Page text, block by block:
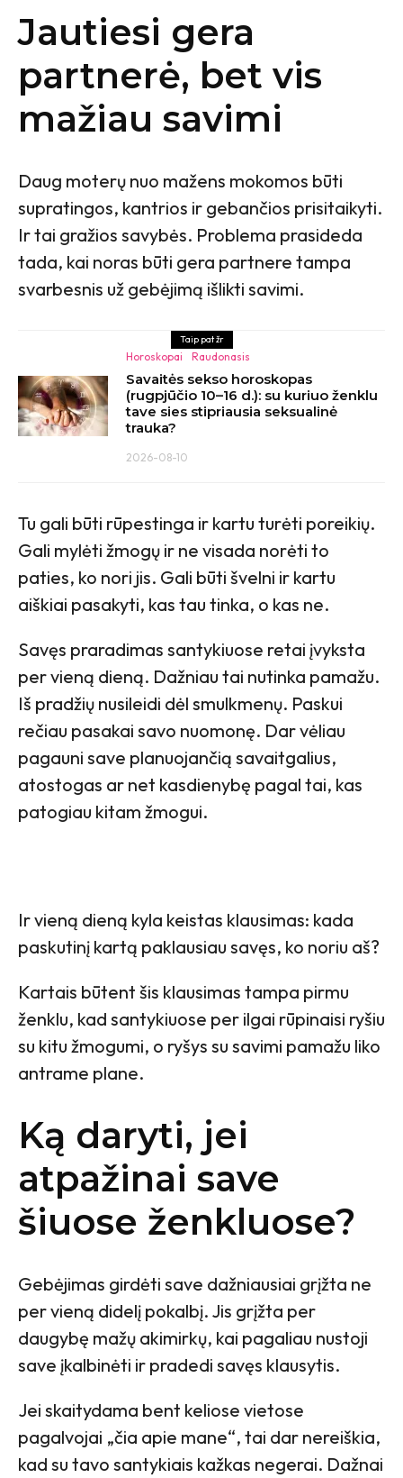
Jautiesi gera
partnerė, bet vis
mažiau savimi
Daug moterų nuo mažens mokomos būti
supratingos, kantrios ir gebančios prisitaikyti.
Ir tai gražios savybės. Problema prasideda
tada, kai noras būti gera partnere tampa
svarbesnis už gebėjimą išlikti savimi.
Taip pat žr
Horoskopai Raudonasis
Savaitės sekso horoskopas
(rugpjūčio 10–16 d.): su kuriuo ženklu
tave sies stipriausia seksualinė
trauka?
2026-08-10
Tu gali būti rūpestinga ir kartu turėti poreikių.
Gali mylėti žmogų ir ne visada norėti to
paties, ko nori jis. Gali būti švelni ir kartu
aiškiai pasakyti, kas tau tinka, o kas ne.
Savęs praradimas santykiuose retai įvyksta
per vieną dieną. Dažniau tai nutinka pamažu.
Iš pradžių nusileidi dėl smulkmenų. Paskui
rečiau pasakai savo nuomonę. Dar vėliau
pagauni save planuojančią savaitgalius,
atostogas ar net kasdienybę pagal tai, kas
patogiau kitam žmogui.
Ir vieną dieną kyla keistas klausimas: kada
paskutinį kartą paklausiau savęs, ko noriu aš?
Kartais būtent šis klausimas tampa pirmu
ženklu, kad santykiuose per ilgai rūpinaisi ryšiu
su kitu žmogumi, o ryšys su savimi pamažu liko
antrame plane.
Ką daryti, jei
atpažinai save
šiuose ženkluose?
Gebėjimas girdėti save dažniausiai grįžta ne
per vieną didelį pokalbį. Jis grįžta per
daugybę mažų akimirkų, kai pagaliau nustoji
save įkalbinėti ir pradedi savęs klausytis.
Jei skaitydama bent keliose vietose
pagalvojai „čia apie mane“, tai dar nereiškia,
kad su tavo santykiais kažkas negerai. Dažnai